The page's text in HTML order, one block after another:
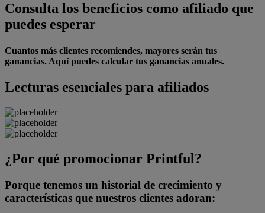
Consulta los beneficios como afiliado que
puedes esperar
Cuantos más clientes recomiendes, mayores serán tus
ganancias. Aquí puedes calcular tus ganancias anuales.
Lecturas esenciales para afiliados
¿Por qué promocionar Printful?
Porque tenemos un historial de crecimiento y
características que nuestros clientes adoran: